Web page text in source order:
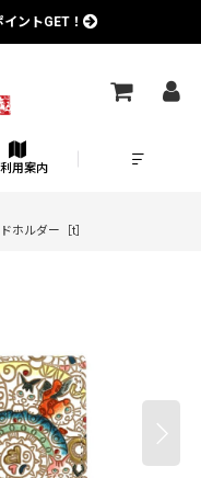
イントGET！
用案内
ホルダー［t］